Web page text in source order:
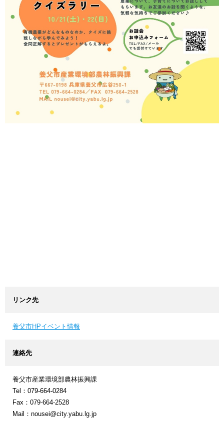
リンク先
養父市HPイベント情報
連絡先
養父市産業環境部農林振興課
Tel：079-664-0284
Fax：079-664-2528
Mail：nousei@city.yabu.lg.jp